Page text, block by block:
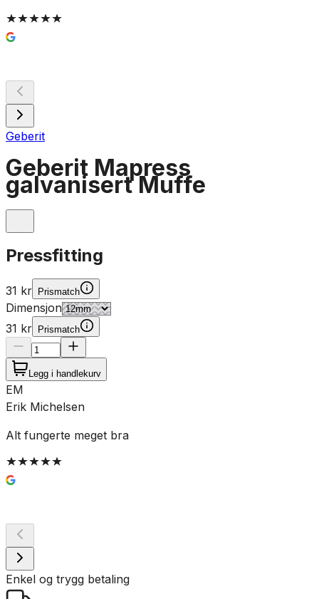
Geberit
Geberit Mapress
galvanisert Muffe
Pressfitting
31 kr Prismatch
Dimensjon
31 kr Prismatch
Legg i handlekurv
EM
Erik Michelsen
Alt fungerte meget bra
Enkel og trygg betaling